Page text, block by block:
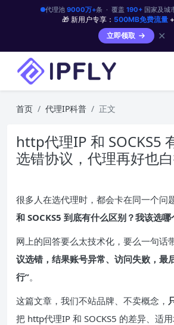
代理池 9000万+条 · 覆盖 190+国家及城
🎁 新用户专享： 500MB免费流量
立即领取
✕
首页 代理IP科普 正文
http代理IP 和 SOCKS5
选错协议，代理再好也
很多人在选代理时，都会卡在同一个问
和 SOCKS5 到底有什么区别？我该选哪
网上的回答要么太技术化，要么一句话
议选错，结果账号异常、访问失败，最
行”。
这篇文章，我们不站品牌、不卖概念，
把 http代理IP 和 SOCKS5 的差异、适